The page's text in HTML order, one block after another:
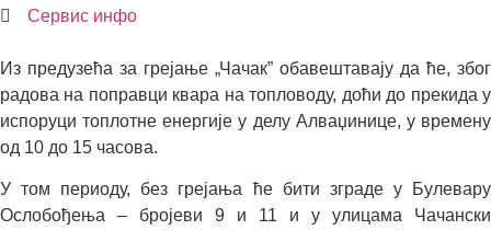
Сервис инфо
Из предузећа за грејање „Чачак” обавештавају да ће, због
радова на поправци квара на топловоду, доћи до прекида у
испоруци топлотне енергије у делу Алваџинице, у времену
од 10 до 15 часова.
У том периоду, без грејања ће бити зграде у Булевару
Ослобођења – бројеви 9 и 11 и у улицама Чачански